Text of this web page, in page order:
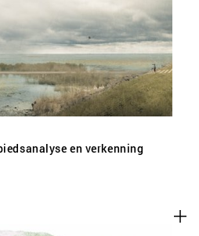
en verkenning
OP